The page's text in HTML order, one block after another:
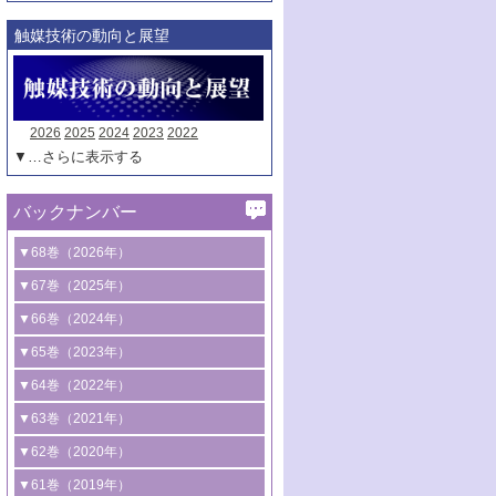
触媒技術の動向と展望
2026 2025 2024 2023 2022
▼…さらに表示する
バックナンバー
▼68巻（2026年）
1号 過酸化水素合成に関する研究動向
2号 コンピューター技術により加速する
触媒開発
3号 有機分子変換やCO 資源化のための
光触媒に関する最近の研究
B号 第137回触媒討論会（2026年）
▼67巻（2025年）
1号 CO
水素化によるグリーン燃料/グリ
ーンケミカル製造
2号 水素製造のための水分解技術に関す
る最近の研究
3号 オレフィン系樹脂の精密合成に関す
る最新技術
4号 アルコール類の効率的変換を実現す
▼66巻（2024年）
1号 低次元ナノ構造を有する触媒材料
2号 規制反応場を活用した固体触媒研究
の新展開
3号 未踏分子変換を目指した酸化触媒プ
ロセスの最前線
4号 シンクロトロン放射光および中性子
▼65巻（2023年）
1号 炭素が関わる触媒機能
2号 プラスチックケミカルリサイクルの
ための触媒技術
3号 非酸化物系金属化合物を基盤とした
▼64巻（2022年）
1号 合成ガス製造とCOを用いるケミカル
ズ合成の最新動向
2号 化学品合成のための合金触媒開発
▼63巻（2021年）
1号 金触媒の新展開
2号 ペロブスカイト
▼62巻（2020年）
1号 触媒設計を拓く欠陥構造のキャラク
▼61巻（2019年）